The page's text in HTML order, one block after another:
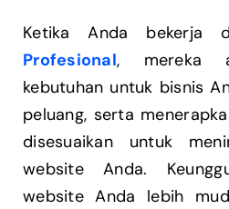
Ketika Anda bekerja
Profesional, mereka
kebutuhan untuk bisnis
peluang, serta
disesuaikan untuk
website Anda.
website Anda lebih